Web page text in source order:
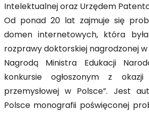
Intelektualnej oraz Urzędem
Od ponad 20 lat zajmuje się
domen internetowych, która
rozprawy doktorskiej nagrodzonej
Nagrodą Ministra Edukacji
konkursie ogłoszonym z okazji
przemysłowej w Polsce”. Jest
Polsce monografii poświęconej